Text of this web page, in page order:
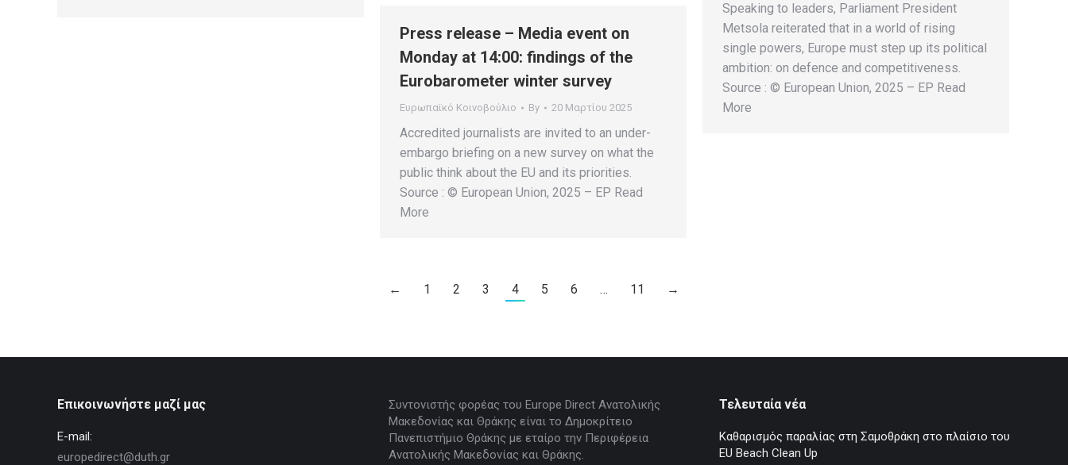
Speaking to leaders, Parliament President
Metsola reiterated that in a world of rising
single powers, Europe must step up its political
ambition: on defence and competitiveness.
Source : © European Union, 2025 – EP Read
More
Press release – Media event on
Monday at 14:00: findings of the
Eurobarometer winter survey
Ευρωπαϊκό Κοινοβούλιο By 20 Μαρτίου 2025
Accredited journalists are invited to an under-
embargo briefing on a new survey on what the
public think about the EU and its priorities.
Source : © European Union, 2025 – EP Read
More
← 1 2 3 4 5 6 … 11 →
Επικοινωνήστε μαζί μας
E-mail:
europedirect@duth.gr
Συντονιστής φορέας του Europe Direct Ανατολικής
Μακεδονίας και Θράκης είναι το Δημοκρίτειο
Πανεπιστήμιο Θράκης με εταίρο την Περιφέρεια
Ανατολικής Μακεδονίας και Θράκης.
Τελευταία νέα
Καθαρισμός παραλίας στη Σαμοθράκη στο πλαίσιο του
EU Beach Clean Up